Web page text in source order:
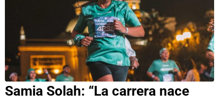
Samia Solah: “La carrera nace